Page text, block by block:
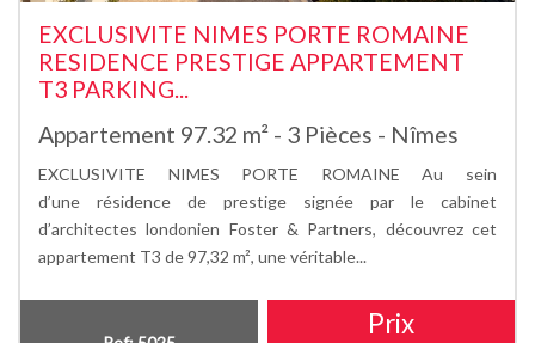
EXCLUSIVITE NIMES PORTE ROMAINE
RESIDENCE PRESTIGE APPARTEMENT
T3 PARKING...
Appartement 97.32 m² - 3 Pièces - Nîmes
EXCLUSIVITE NIMES PORTE ROMAINE Au sein
d’une résidence de prestige signée par le cabinet
d’architectes londonien Foster & Partners, découvrez cet
appartement T3 de 97,32 m², une véritable...
Prix